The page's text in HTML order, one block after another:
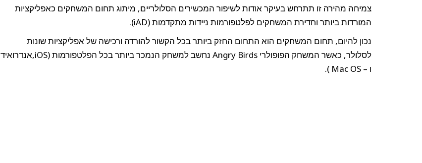
צמיחה מהירה זו תתרחש בעיקר אודות לשיפור המכשירים הסלולריים, מיתוג תחום המשחקים כאפליקציות
המורדות ביותר וחדירת המשחקים לפלטפורמות ניידות מתקדמות (iAD).
נכון להיום, תחום המשחקים הוא התחום החזק ביותר בכל הקשור להורדה ורכישה של אפליקציות שונות
לסלולר, כאשר המשחק הפופולרי Angry Birds נחשב למשחק הנמכר ביותר בכל הפלטפורמות (iOS,אנדרואיד
ו – Mac OS ).